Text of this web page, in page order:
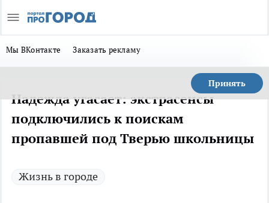
Мы ВКонтакте Заказать рекламу
Принять
Надежда угасает: экстрасенсы
подключились к поискам
пропавшей под Тверью школьницы
Жизнь в городе